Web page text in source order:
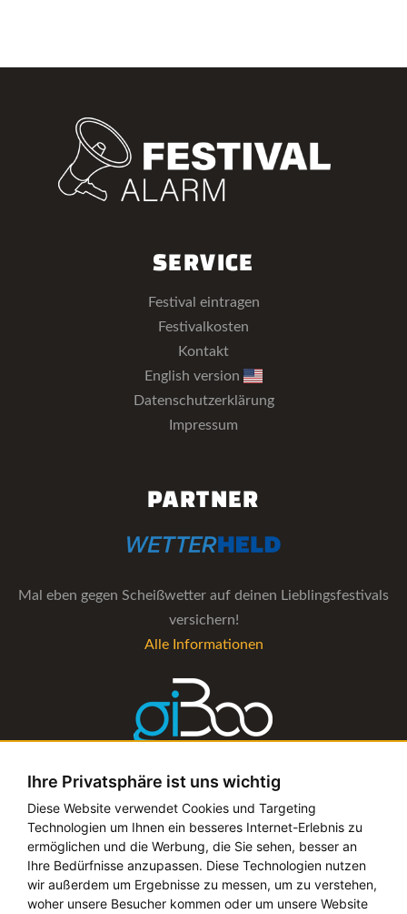
Ihre Privatsphäre ist uns wichtig
Diese Website verwendet Cookies und Targeting
Technologien um Ihnen ein besseres Internet-Erlebnis zu
ermöglichen und die Werbung, die Sie sehen, besser an
Ihre Bedürfnisse anzupassen. Diese Technologien nutzen
wir außerdem um Ergebnisse zu messen, um zu verstehen,
woher unsere Besucher kommen oder um unsere Website
SERVICE
Festival eintragen
Festivalkosten
Kontakt
English version
Datenschutzerklärung
Impressum
PARTNER
Mal eben gegen Scheißwetter auf deinen Lieblingsfestivals
versichern!
Alle Informationen
Die Verwaltungs-Software für alle Künstler- und
Bookingagenturen
Alle Informationen